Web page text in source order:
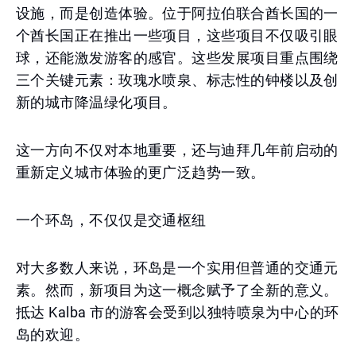
设施，而是创造体验。位于阿拉伯联合酋长国的一
个酋长国正在推出一些项目，这些项目不仅吸引眼
球，还能激发游客的感官。这些发展项目重点围绕
三个关键元素：玫瑰水喷泉、标志性的钟楼以及创
新的城市降温绿化项目。
这一方向不仅对本地重要，还与迪拜几年前启动的
重新定义城市体验的更广泛趋势一致。
一个环岛，不仅仅是交通枢纽
对大多数人来说，环岛是一个实用但普通的交通元
素。然而，新项目为这一概念赋予了全新的意义。
抵达 Kalba 市的游客会受到以独特喷泉为中心的环
岛的欢迎。